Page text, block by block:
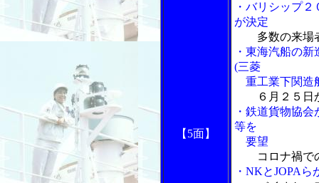
【5面】
・バリシップ
が決定
多数の来場
・東海汽船の
(三菱
重工業下関造
６月２５日
・鉄道貨物協
等を
要望
コロナ禍で
・NKとJOPA